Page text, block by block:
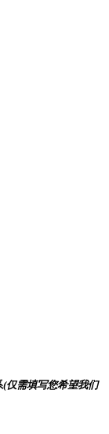
(仅需填写您希望我们